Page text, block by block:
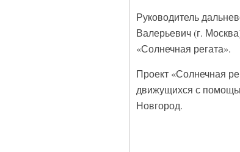
Руководитель
Валерьевич (г.
«Солнечная регата».
Проект «Солнечная
движущихся с
Новгород.